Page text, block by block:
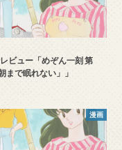
ビュー「めぞん一刻 第
まで眠れない」」
漫画